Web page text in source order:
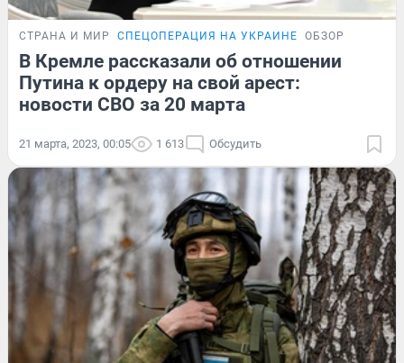
СТРАНА И МИР СПЕЦОПЕРАЦИЯ НА УКРАИНЕ ОБЗОР
В Кремле рассказали об отношении
Путина к ордеру на свой арест:
новости СВО за 20 марта
21 марта, 2023, 00:05 1 613 Обсудить